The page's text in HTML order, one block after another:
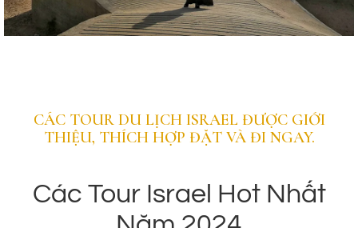
Beer Sheva
lâu đời và khu phố cổ đầy quyến rũ.
CÁC TOUR DU LỊCH ISRAEL ĐƯỢC GIỚI
THIỆU, THÍCH HỢP ĐẶT VÀ ĐI NGAY.
Các Tour Israel Hot Nhất